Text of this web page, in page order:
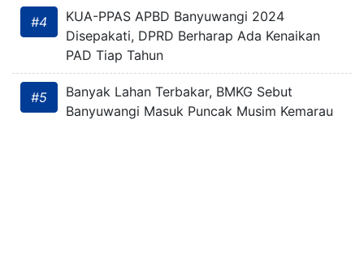
#4
KUA-PPAS APBD Banyuwangi 2024
Disepakati, DPRD Berharap Ada Kenaikan
PAD Tiap Tahun
#5
Banyak Lahan Terbakar, BMKG Sebut
Banyuwangi Masuk Puncak Musim Kemarau